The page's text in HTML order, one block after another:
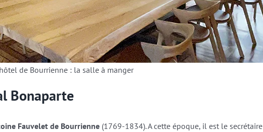
de Bourrienne : la salle à manger
Bonaparte
Fauvelet de Bourrienne(1769-1834). A cette époque, il est le secrétaire